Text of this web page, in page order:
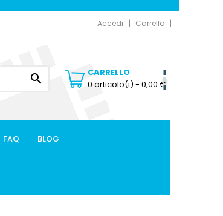
Accedi Carrello

CARRELLO
0 articolo(i) - 0,00 €
FAQ BLOG